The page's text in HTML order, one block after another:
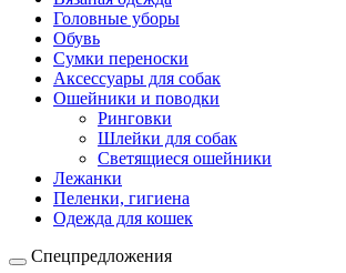
Головные уборы
Обувь
Сумки переноски
Аксессуары для собак
Ошейники и поводки
Ринговки
Шлейки для собак
Светящиеся ошейники
Лежанки
Пеленки, гигиена
Одежда для кошек
Спецпредложения